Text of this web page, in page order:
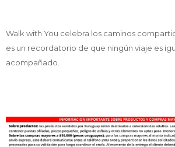
Walk with You celebra los caminos
es un recordatorio de que ningún viaje es
acompañado.